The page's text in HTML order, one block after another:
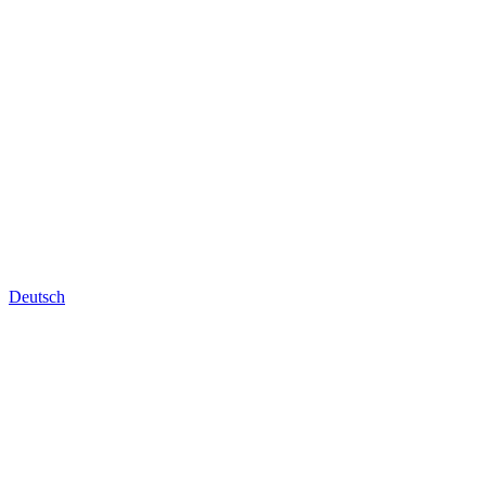
Deutsch